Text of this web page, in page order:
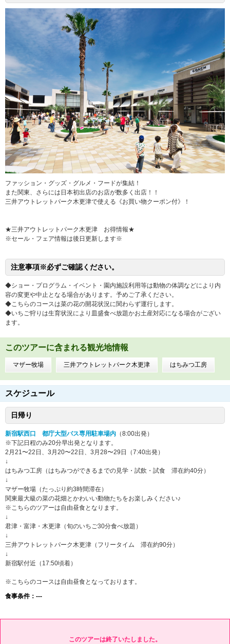
ファッション・グッズ・グルメ・フードが集結！
また関東、さらには日本初出店のお店が数多く出店！！
三井アウトレットパーク木更津で使える《お買い物クーポン付》！
★三井アウトレットパーク木更津 お得情報★
※セール・フェア情報は後日更新します※
注意事項※必ずご確認ください。
◆ショー・プログラム・イベント・園内施設利用等は動物の体調などにより内
容の変更や中止となる場合があります。予めご了承ください。
◆こちらのコースは菜の花の開花状況に関わらず運行します。
◆いちご狩りは生育状況により皿盛食べ放題かお土産対応になる場合がござい
ます。
このツアーに含まれる観光地情報
マザー牧場 三井アウトレットパーク木更津 はちみつ工房
スケジュール
日帰り
新宿駅西口 都庁大型バス専用駐車場内 （8:00出発）
※下記日程のみ20分早出発となります。
2月21〜22日、3月20〜22日、3月28〜29日（7:40出発）
↓
はちみつ工房（はちみつができるまでの見学・試飲・試食 滞在約40分）
↓
マザー牧場（たっぷり約3時間滞在）
関東最大級の菜の花畑とかわいい動物たちをお楽しみください♪
※こちらのツアーは自由昼食となります。
↓
君津・富津・木更津（旬のいちご30分食べ放題）
↓
三井アウトレットパーク木更津（フリータイム 滞在約90分）
↓
新宿駅付近（17:50頃着）
※こちらのコースは自由昼食となっております。
食事条件：---
このツアーは終了いたしました。